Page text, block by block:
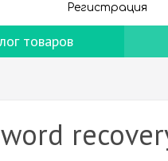
Регистрация
товаров